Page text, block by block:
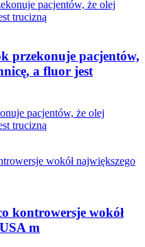
przekonuje pacjentów,
a fluor jest
pacjentów, że olej
trucizną
kontrowersje wokół
m